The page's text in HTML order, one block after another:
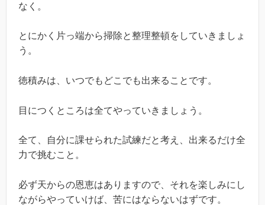
なく。
とにかく片っ端から掃除と整理整頓をしていきましょ
う。
徳積みは、いつでもどこでも出来ることです。
目につくところは全てやっていきましょう。
全て、自分に課せられた試練だと考え、出来るだけ全
力で挑むこと。
必ず天からの恩恵はありますので、それを楽しみにし
ながらやっていけば、苦にはならないはずです。